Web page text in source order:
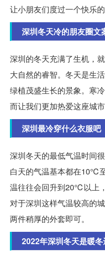
让小朋友们度过一个快乐的
深圳冬天冷的朋友圈文
深圳的冬天充满了生机，
大自然的睿智。冬天是生
绿植茂盛生长的景象。寒
而让我们更加热爱这座城
深圳最冷穿什么衣服吧
深圳冬天的最低气温时间
白天的气温基本都在10℃
温往往会回升到20℃以上
对于深圳这样气温较高的
两件稍厚的外套即可。
2022年深圳冬天是暖